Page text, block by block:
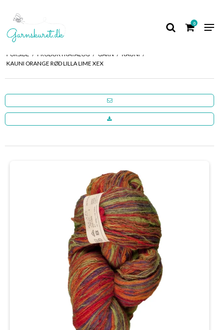
0
FORSIDE / PRODUKTKATALOG / GARN / KAUNI /
KAUNI ORANGE RØD LILLA LIME XEX